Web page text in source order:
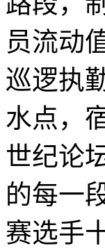
员流动
巡逻执
水点，
世纪论
的每一
赛选手